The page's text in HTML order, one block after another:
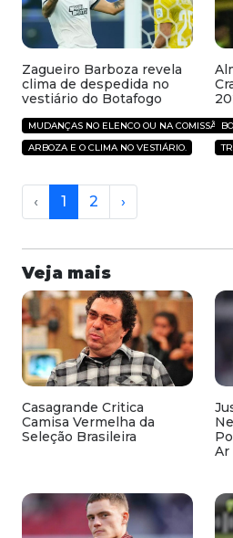
Zagueiro Barboza revela
clima de despedida no
vestiário do Botafogo
MUDANÇAS NO ELENCO OU NA COMISSÃO
ARBOZA E O CLIMA NO VESTIÁRIO.
‹ 1 2 ›
Veja mais
Casagrande Critica
Camisa Vermelha da
Seleção Brasileira
Ar